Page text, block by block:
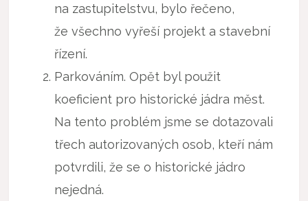
na zastupitelstvu, bylo řečeno,
že všechno vyřeší projekt a stavební
řízení.
Parkováním. Opět byl použit
koeficient pro historické jádra měst.
Na tento problém jsme se dotazovali
třech autorizovaných osob, kteří nám
potvrdili, že se o historické jádro
nejedná.